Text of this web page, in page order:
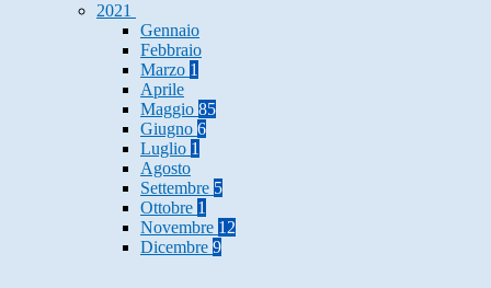
2021
Gennaio
Febbraio
Marzo 1
Aprile
Maggio 85
Giugno 6
Luglio 1
Agosto
Settembre 5
Ottobre 1
Novembre 12
Dicembre 9